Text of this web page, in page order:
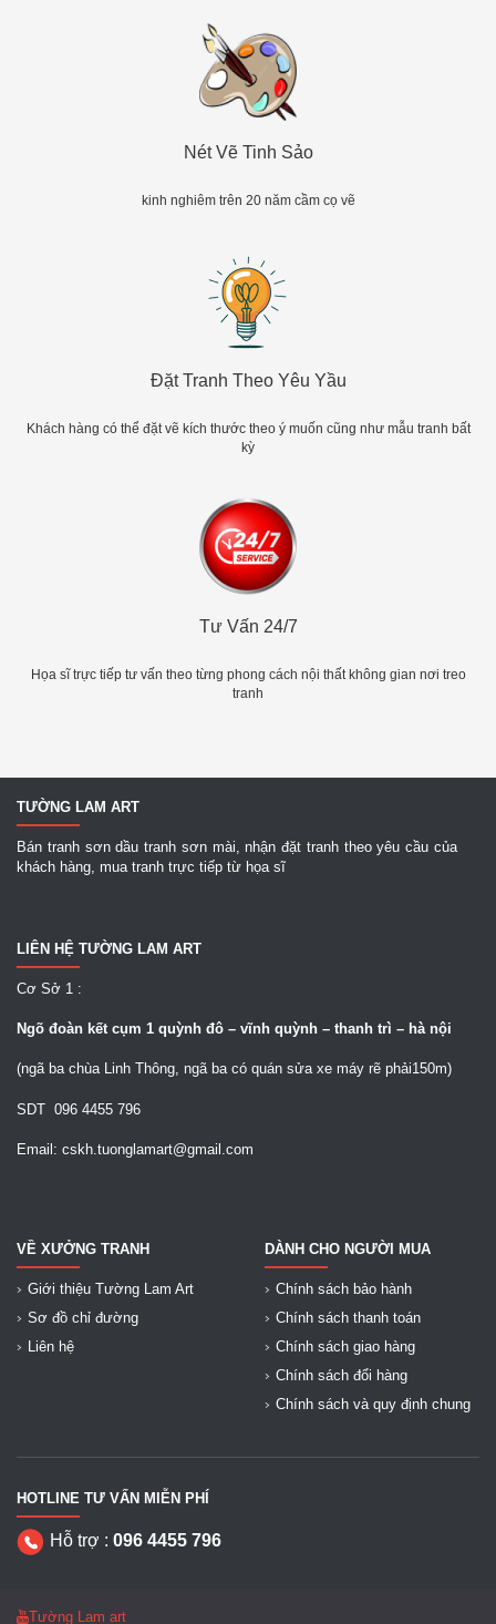
Nét Vẽ Tinh Sảo
kinh nghiêm trên 20 năm cầm cọ vẽ
Đặt Tranh Theo Yêu Yầu
Khách hàng có thể đặt vẽ kích thước theo ý muốn cũng như mẫu tranh bất
kỳ
Tư Vấn 24/7
Họa sĩ trực tiếp tư vấn theo từng phong cách nội thất không gian nơi treo
tranh
TƯỜNG LAM ART
Bán tranh sơn dầu tranh sơn mài, nhận đặt tranh theo yêu cầu của
khách hàng, mua tranh trực tiếp từ họa sĩ
LIÊN HỆ TƯỜNG LAM ART
Cơ Sở 1 :
Ngõ đoàn kết cụm 1 quỳnh đô – vĩnh quỳnh – thanh trì – hà nội
(ngã ba chùa Linh Thông, ngã ba có quán sửa xe máy rẽ phải150m)
SDT 096 4455 796
Email: cskh.tuonglamart@gmail.com
VỀ XƯỞNG TRANH
Giới thiệu Tường Lam Art
Sơ đồ chỉ đường
Liên hệ
DÀNH CHO NGƯỜI MUA
Chính sách bảo hành
Chính sách thanh toán
Chính sách giao hàng
Chính sách đổi hàng
Chính sách và quy định chung
HOTLINE TƯ VẤN MIỄN PHÍ
Hỗ trợ : 096 4455 796
Tường Lam art